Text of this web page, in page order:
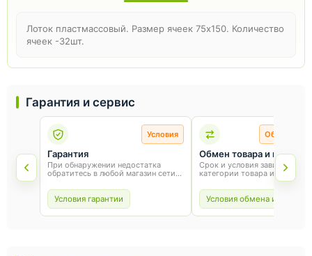
Гарантия и сервис
Условия
Гарантия
При обнаружении недостатка
обратитесь в любой магазин сети
от товара и соблюдения правил
эксплуатации.
Условия гарантии
Обмен и
Обмен товара и возврат
Срок и условия зависят от
категории товара и способа
покупки. Для обмена или
сохраните товарный вид,
и чек.
Условия обмена и
Лоток пластмассовый. Размер ячеек 75х150. Количество
ячеек -32шт.